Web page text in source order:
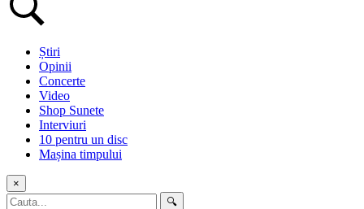
Știri
Opinii
Concerte
Video
Shop Sunete
Interviuri
10 pentru un disc
Mașina timpului
×
🔍